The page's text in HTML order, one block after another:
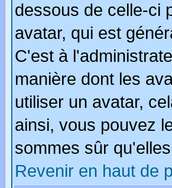
dessous de celle-ci
avatar, qui est
C'est à
manière dont les
utiliser un avatar,
ainsi, vous pouvez
sommes sûr
Revenir en haut de